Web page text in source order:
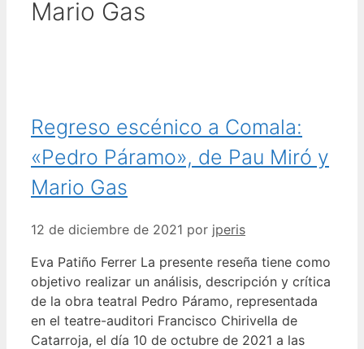
Mario Gas
Regreso escénico a Comala:
«Pedro Páramo», de Pau Miró y
Mario Gas
12 de diciembre de 2021 por jperis
Eva Patiño Ferrer La presente reseña tiene como
objetivo realizar un análisis, descripción y crítica
de la obra teatral Pedro Páramo, representada
en el teatre-auditori Francisco Chirivella de
Catarroja, el día 10 de octubre de 2021 a las